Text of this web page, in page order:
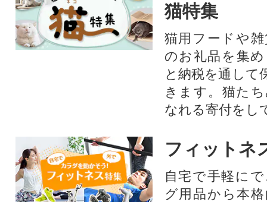
猫特集
猫用フードや
のお礼品を集
と納税を通して
きます。猫た
なれる寄付をし
フィットネ
自宅で手軽に
グ用品から本